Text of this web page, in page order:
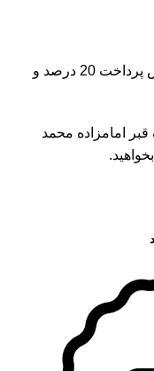
تمام نمونه ها قابل خرید اقساط فقط با پیش پرداخت 20 درصد و
امامزاده محمد